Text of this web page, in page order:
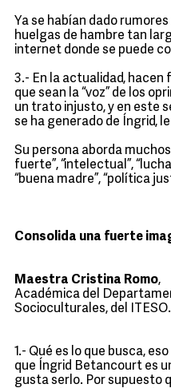
Ya se habían dado
huelgas de hambre tan
internet donde se puede
3.- En la actualidad,
que sean la “voz” de los
un trato injusto, y en este
se ha generado de Íngrid,
Su persona aborda
fuerte”, “intelectual”,
“buena madre”, “política
Consolida una fuerte
Maestra Cristina Romo,
Académica del
Socioculturales, del ITESO.
1.- Qué es lo que busca,
que Íngrid Betancourt es
gusta serlo. Por supuesto